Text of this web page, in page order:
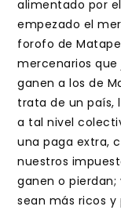
alimentado por
empezado el
forofo de
mercenarios
ganen a los de
trata de un país,
a tal nivel
una paga extra,
nuestros
ganen o pierdan;
sean más ricos